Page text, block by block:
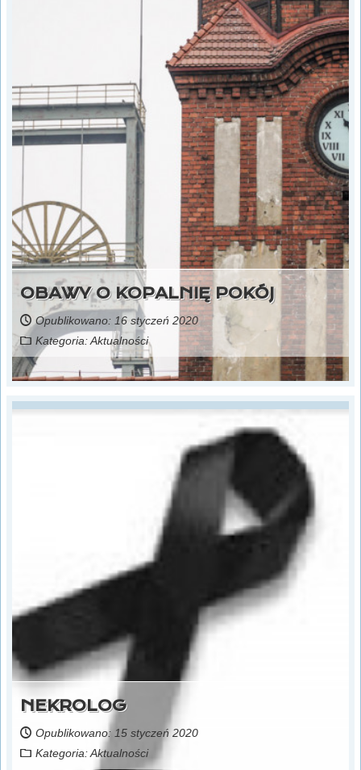
OBAWY O KOPALNIĘ POKÓJ
Opublikowano: 16 styczeń 2020
Kategoria:Aktualności
NEKROLOG
Opublikowano: 15 styczeń 2020
Kategoria:Aktualności